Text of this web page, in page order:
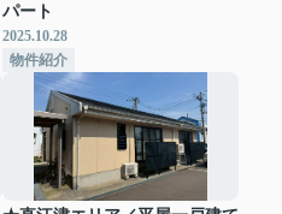
パート
2025.10.28
物件紹介